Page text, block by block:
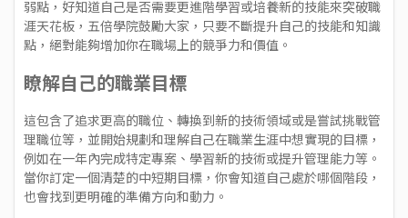
弱點，好知道自己是否需要更進階學習或培養新的技能來突破職
涯天花板，五倍學院鼓勵大家，只要不斷提升自己的技能和知識
點，絕對能夠增加你在職場上的競爭力和價值。
瞭解自己的職業目標
這包含了追求更高的職位、轉換到新的技術領域或是嘗試挑戰管
理職位等，並開始規劃和理解自己在職業生涯中想實現的目標，
例如在一年內完成特定專案、學習新的技術或提升管理能力等。
當你訂定一個清楚的中短期目標，你會知道自己處於哪個階段，
也會找到更明確的準備方向和動力。